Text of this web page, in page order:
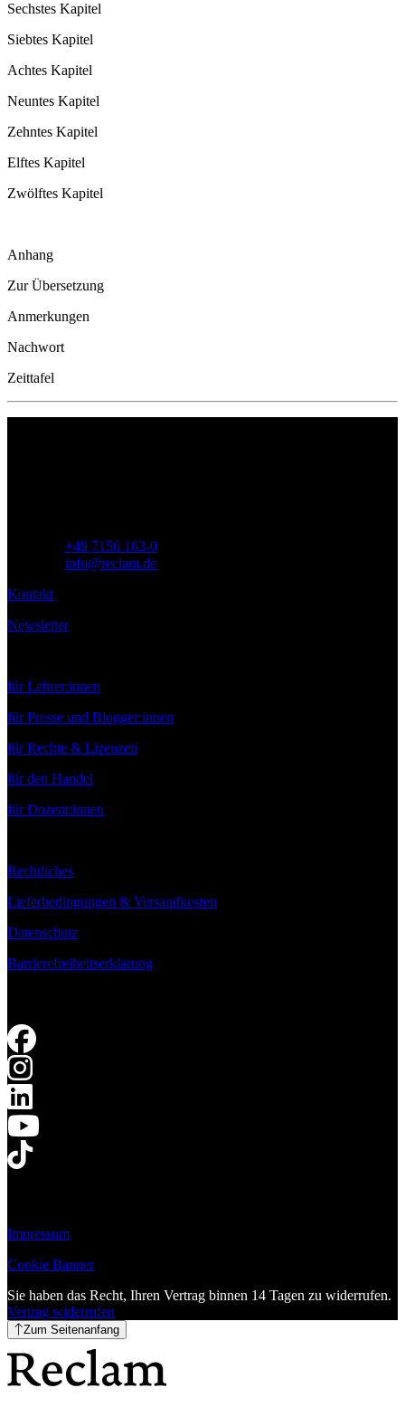
Sechstes Kapitel
Siebtes Kapitel
Achtes Kapitel
Neuntes Kapitel
Zehntes Kapitel
Elftes Kapitel
Zwölftes Kapitel
Anhang
Zur Übersetzung
Anmerkungen
Nachwort
Zeittafel
+49 7156 163-0
info@reclam.de
Kontakt
Newsletter
für Lehrer:innen
für Presse und Blogger:innen
für Rechte & Lizenzen
für den Handel
für Dozent:innen
Rechtliches
Lieferbedingungen & Versandkosten
Datenschutz
Barrierefreiheitserklärung
Impressum
Cookie Banner
Sie haben das Recht, Ihren Vertrag binnen 14 Tagen zu widerrufen.
Vertrag widerrufen
Zum Seitenanfang